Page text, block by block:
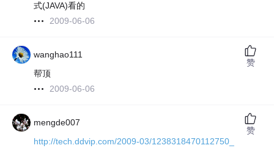
式(JAVA)看的
2009-06-06
wanghao111
帮顶
2009-06-06
赞
mengde007
http://tech.ddvip.com/2009-03/1238318470112750_
赞